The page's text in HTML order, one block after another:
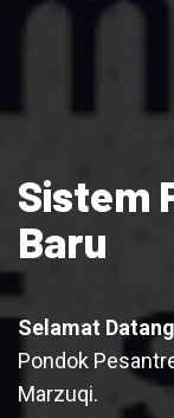
Sistem
Baru
Selamat Datang
Pondok
Marzuqi.